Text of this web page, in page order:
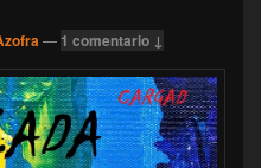
— 1 comentario ↓